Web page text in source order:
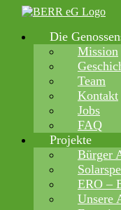
Zum
springen
Die
Mission
Team
Kontakt
Jobs
FAQ
Projekte
Bürger
ERO –
Unsere